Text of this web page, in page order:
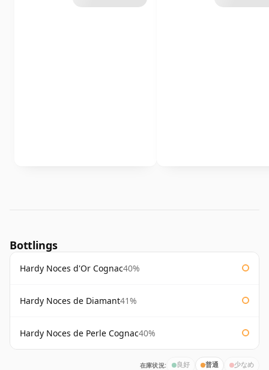
Bottlings
Hardy Noces d'Or Cognac40%
Hardy Noces de Diamant41%
Hardy Noces de Perle Cognac40%
在庫状況: 良好 普通 少なめ